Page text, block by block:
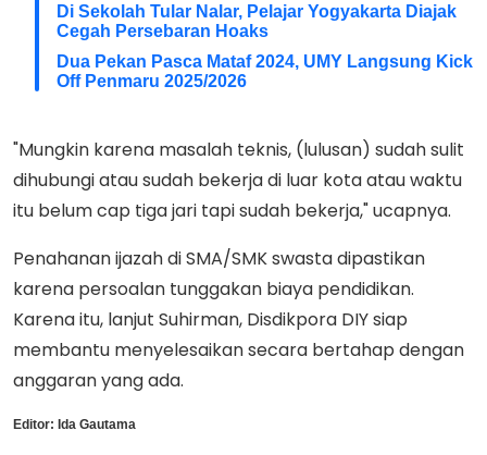
Di Sekolah Tular Nalar, Pelajar Yogyakarta Diajak
Cegah Persebaran Hoaks
Dua Pekan Pasca Mataf 2024, UMY Langsung Kick
Off Penmaru 2025/2026
"Mungkin karena masalah teknis, (lulusan) sudah sulit
dihubungi atau sudah bekerja di luar kota atau waktu
itu belum cap tiga jari tapi sudah bekerja," ucapnya.
Penahanan ijazah di SMA/SMK swasta dipastikan
karena persoalan tunggakan biaya pendidikan.
Karena itu, lanjut Suhirman, Disdikpora DIY siap
membantu menyelesaikan secara bertahap dengan
anggaran yang ada.
Editor: Ida Gautama